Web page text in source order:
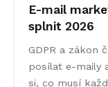
E-mail
splnit 2026
GDPR a zákon
posílat e-maily
si, co musí